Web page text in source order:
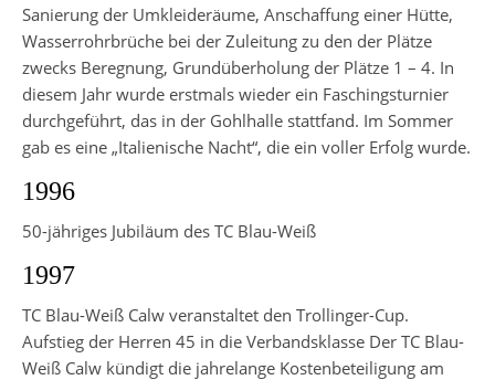
Sanierung der Umkleideräume, Anschaffung einer Hütte,
Was­serrohrbrüche bei der Zuleitung zu den der Plätze
zwecks Beregnung, Grundüberholung der Plätze 1 – 4. In
diesem Jahr wurde erstmals wieder ein Faschingsturnier
durchge­führt, das in der Gohlhalle stattfand. Im Sommer
gab es eine „Italieni­sche Nacht“, die ein voller Erfolg wurde.
1996
50-jähriges Jubiläum des TC Blau-Weiß
1997
TC Blau-Weiß Calw veranstaltet den Trollinger-Cup.
Aufstieg der Herren 45 in die Verbandsklasse Der TC Blau-
Weiß Calw kündigt die jahrelange Kostenbeteiligung am